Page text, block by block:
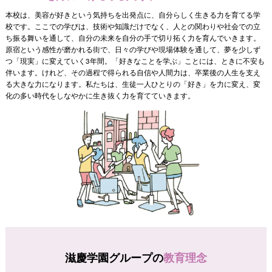
本校は、美容が好きという気持ちを出発点に、自分らしく生きる力を育てる学
校です。ここでの学びは、技術や知識だけでなく、人との関わりや社会での立
ち振る舞いを通して、自分の未来を自分の手で切り拓く力を育んでいきます。
原宿という感性が磨かれる街で、日々の学びや現場体験を通して、夢を少しず
つ「現実」に変えていく3年間。「好きなことを学ぶ」ことには、ときに不安も
伴います。けれど、その過程で得られる自信や人間力は、卒業後の人生を支え
る大きな力になります。私たちは、生徒一人ひとりの「好き」を力に変え、変
化の多い時代をしなやかに生き抜く力を育てていきます。
滋慶学園グループの教育理念